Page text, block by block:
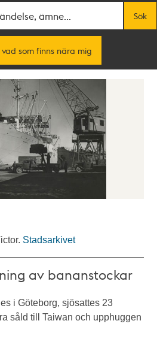
Sök
vad som finns nära mig
Stadsarkivet
av bananstockar
i Göteborg, sjösattes 23
såld till Taiwan och upphuggen